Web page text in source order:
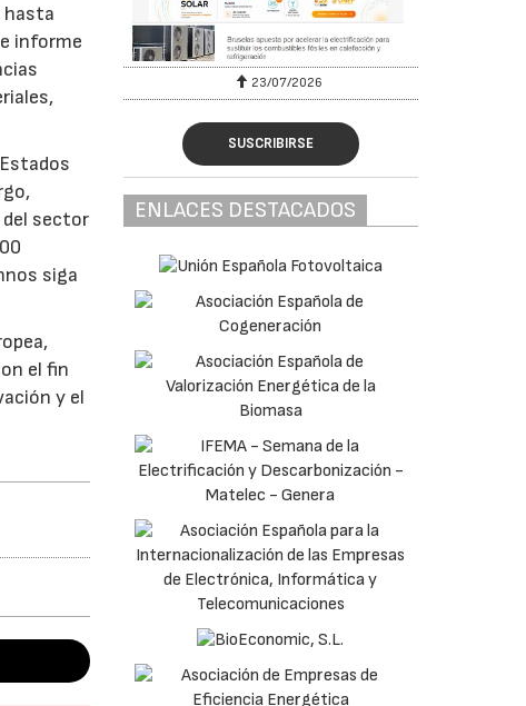
hasta
informe
del sector
siga
el fin
y el
23/07/2026
SUSCRIBIRSE
ENLACES DESTACADOS